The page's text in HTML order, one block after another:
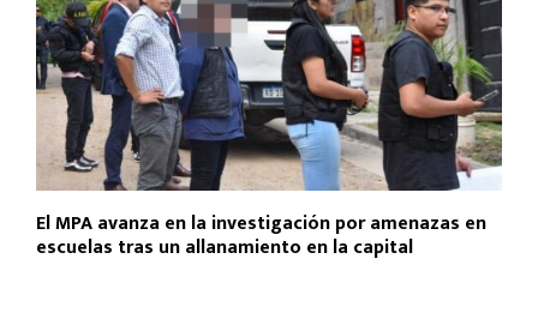
El MPA avanza en la investigación por amenazas en
escuelas tras un allanamiento en la capital